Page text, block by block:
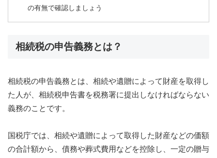
の有無で確認しましょう
相続税の申告義務とは？
相続税の申告義務とは、相続や遺贈によって財産を取得し
た人が、相続税申告書を税務署に提出しなければならない
義務のことです。
国税庁では、相続や遺贈によって取得した財産などの価額
の合計額から、債務や葬式費用などを控除し、一定の贈与